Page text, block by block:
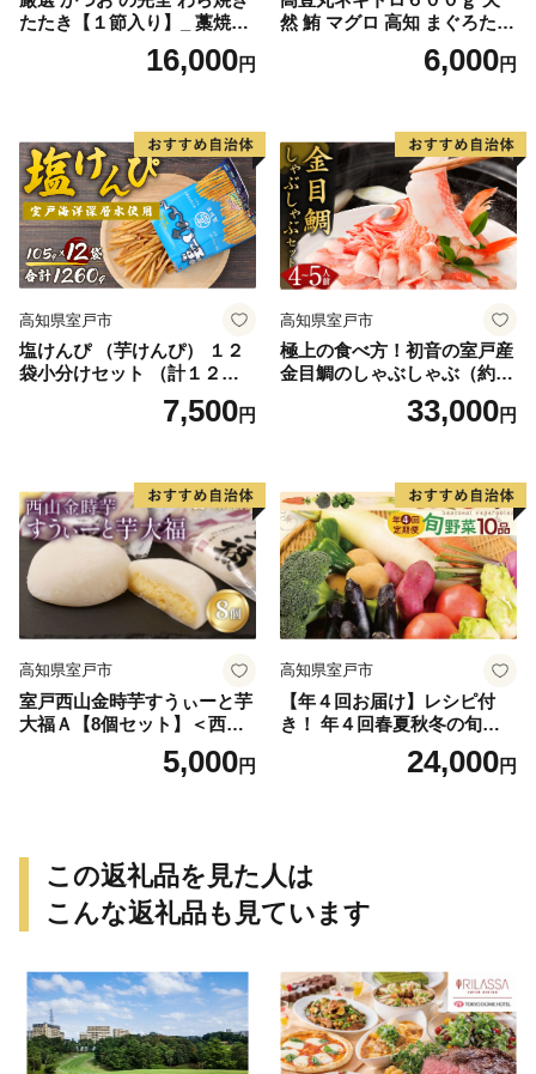
たたき【１節入り】_ 藁焼き
カツオ 鰹 高知 かつおのたた
き 正規品（ not 訳あり ）
16,000円
然 鮪 マグロ 高知 まぐろたた
き ねぎとろ 冷凍 小分け 便利
6,000円
高知県室戸市
塩けんぴ （芋けんぴ） １２
袋小分けセット （計１２６
０ｇ） 【室戸海洋深層水使
用】 和菓子 常温 人気 小袋
7,500円
高知県室戸市
極上の食べ方！初音の室戸産
金目鯛のしゃぶしゃぶ（約４
33,000円
高知県室戸市
室戸西山金時芋すうぃーと芋
大福Ａ【8個セット】＜西山
金時芋餡・濃厚クリーム・羽
二重餅・室戸市限定品＞
5,000円
高知県室戸市
【年４回お届け】レシピ付
き！ 年４回春夏秋冬の旬野
菜１０品お届け定期便
24,000円
この返礼品を見た人は
こんな返礼品も見ています